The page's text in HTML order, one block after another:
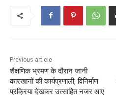
Previous article
शैक्षणिक भ्रमण के दौरान जानी
कारखानों की कार्यप्रणाली, विनिर्माण
प्रक्रिया देखकर उत्साहित नजर आए